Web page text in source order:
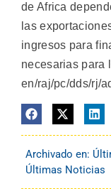
de Africa
las
ingresos para
necesarias para
en/raj/pc/dds/rj/
Archivado en:
Últimas Noticias